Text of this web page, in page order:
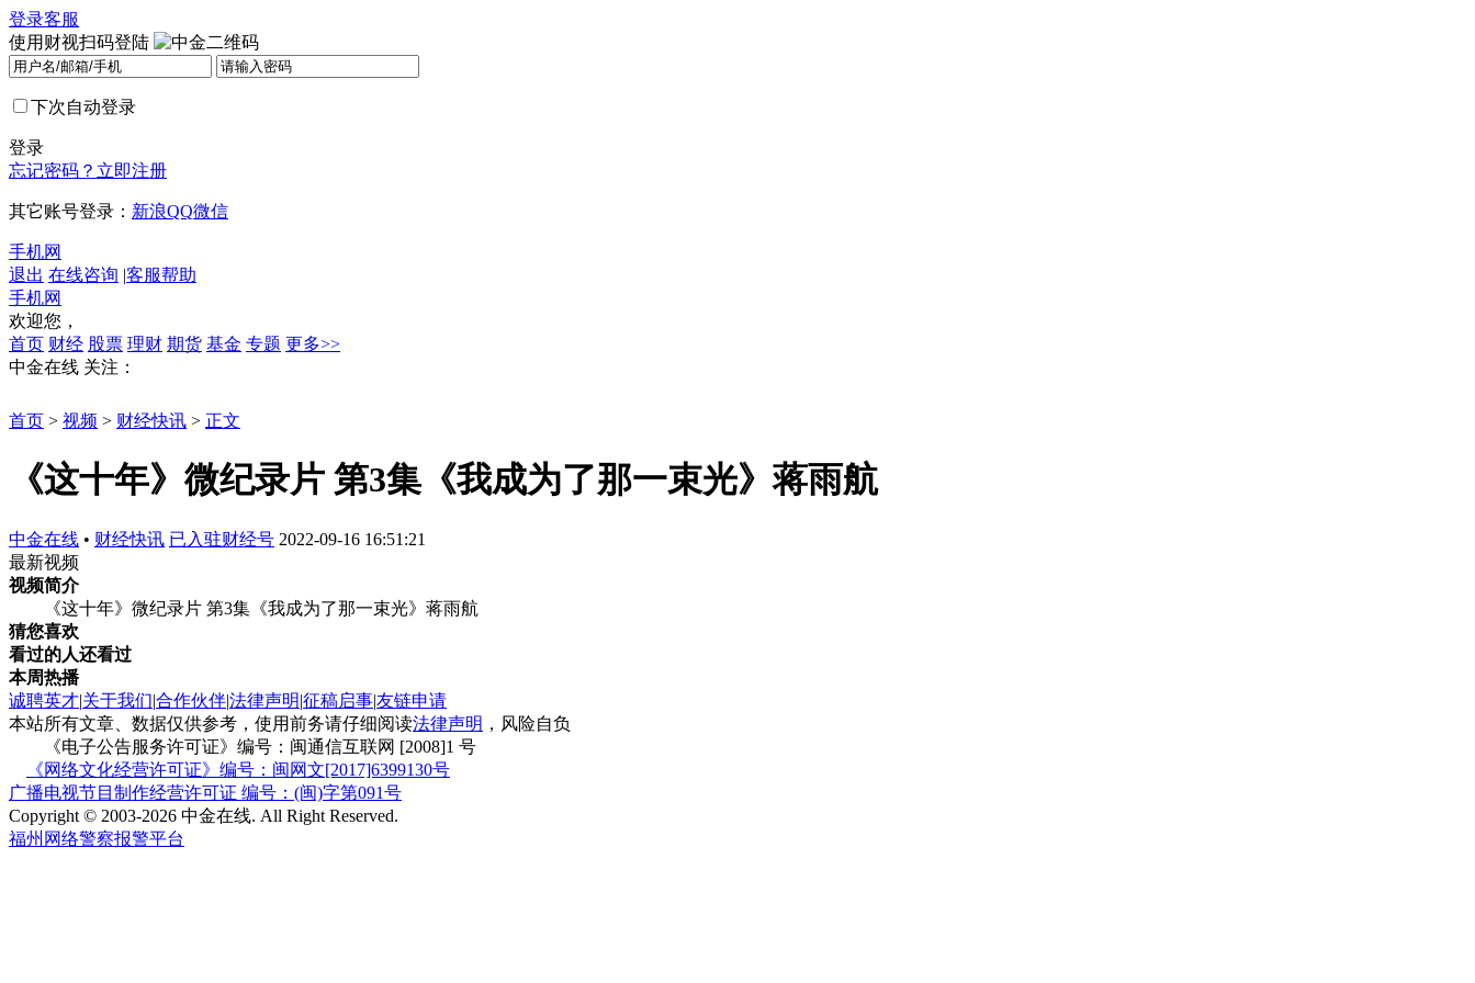
登录客服
使用财视扫码登陆
下次自动登录
登录
忘记密码？ 立即注册
其它账号登录： 新浪QQ微信
手机网
退出 在线咨询 |客服帮助
手机网
欢迎您，
首页 财经 股票 理财 期货 基金 专题 更多>>
中金在线 关注：
首页 > 视频 > 财经快讯 > 正文
《这十年》微纪录片 第3集《我成为了那一束光》蒋雨航
中金在线 • 财经快讯 已入驻财经号 2022-09-16 16:51:21
最新视频
视频简介
《这十年》微纪录片 第3集《我成为了那一束光》蒋雨航
猜您喜欢
看过的人还看过
本周热播
诚聘英才|关于我们|合作伙伴|法律声明|征稿启事|友链申请
本站所有文章、数据仅供参考，使用前务请仔细阅读法律声明 ，风险自负
《电子公告服务许可证》编号：闽通信互联网 [2008]1 号
《网络文化经营许可证》编号：闽网文[2017]6399130号
广播电视节目制作经营许可证 编号：(闽)字第091号
Copyright © 2003-2026 中金在线. All Right Reserved.
福州网络警察报警平台